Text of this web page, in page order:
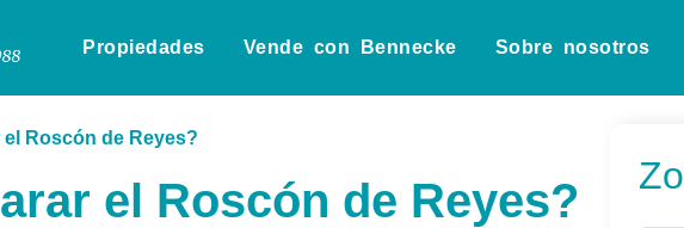
Propiedades Vende con Bennecke Sobre nosotros
el Roscón de Reyes?
el Roscón de Reyes?